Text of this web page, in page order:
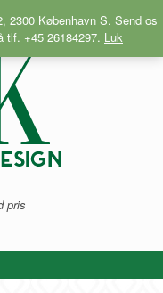
2300 København S. Send os
tlf. +45 26184297. Luk
pris